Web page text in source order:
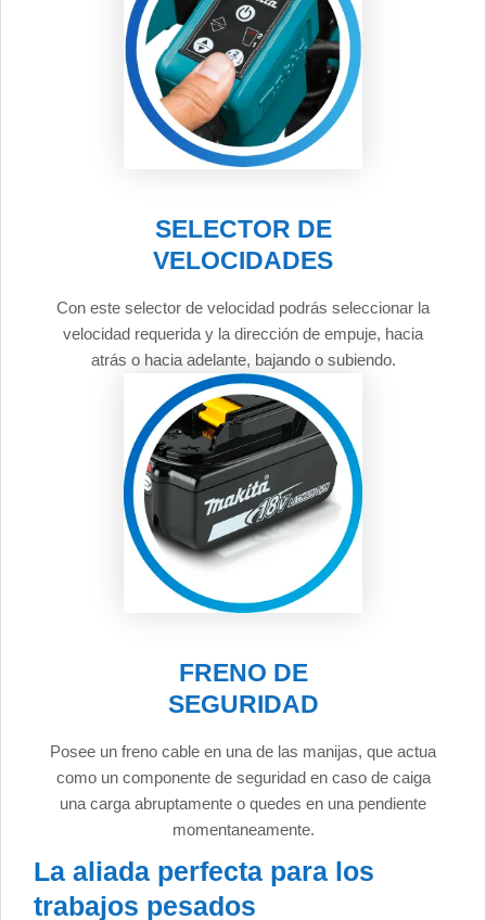
SELECTOR DE
VELOCIDADES
Con este selector de velocidad podrás seleccionar la
velocidad requerida y la dirección de empuje, hacia
atrás o hacia adelante, bajando o subiendo.
FRENO DE
SEGURIDAD
Posee un freno cable en una de las manijas, que actua
como un componente de seguridad en caso de caiga
una carga abruptamente o quedes en una pendiente
momentaneamente.
La aliada perfecta para los
trabajos pesados